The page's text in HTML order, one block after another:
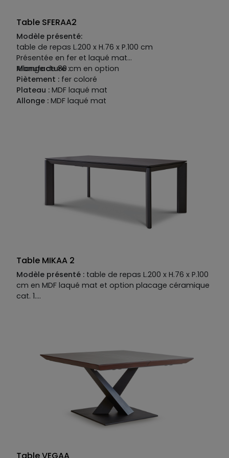
Table SFERAA2
Modèle présenté:
table de repas L.200 x H.76 x P.100 cm
Présentée en fer et laqué mat
Allonge de 80 cm en option
Manufacture :
Piètement : fer coloré
Plateau : MDF laqué mat
Allonge : MDF laqué mat
Table MIKAA 2
Modèle présenté : table de repas L.200 x H.76 x P.100
cm en MDF laqué mat et option placage céramique
cat. 1.
laqué mat ou mat option perlé ou brillant, option
placage céramique ou verre.
Piètement disponible en MDF placage bois, laqué
mat ou mat perlé ou brillant.
Finition métallisée en option.
Allonges disponibles en option